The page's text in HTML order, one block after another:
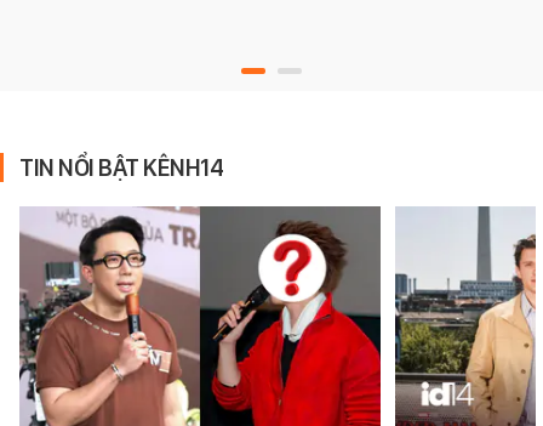
TIN NỔI BẬT KÊNH14